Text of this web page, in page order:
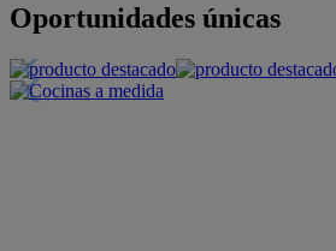
Oportunidades únicas